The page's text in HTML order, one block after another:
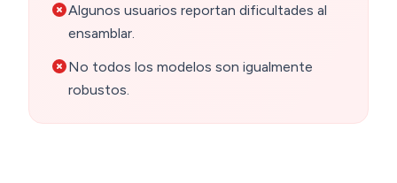
Algunos usuarios reportan dificultades al
ensamblar.
No todos los modelos son igualmente
robustos.